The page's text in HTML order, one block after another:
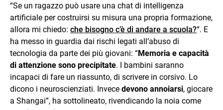
“Se un ragazzo può usare una chat di intelligenza
artificiale per costruirsi su misura una propria formazione,
allora mi chiedo: che bisogno c’è di andare a scuola?“. E
ha messo in guardia dai rischi legati all’abuso di
tecnologia da parte dei più giovani: “Memoria e capacità
di attenzione sono precipitate. I bambini saranno
incapaci di fare un riassunto, di scrivere in corsivo. Lo
dicono i neuroscienziati. Invece devono annoiarsi, giocare
a Shangai”, ha sottolineato, rivendicando la noia come